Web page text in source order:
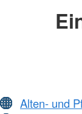
Alten- und